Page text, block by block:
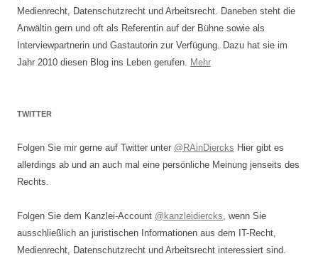
Medienrecht, Datenschutzrecht und Arbeitsrecht. Daneben steht die
Anwältin gern und oft als Referentin auf der Bühne sowie als
Interviewpartnerin und Gastautorin zur Verfügung. Dazu hat sie im
Jahr 2010 diesen Blog ins Leben gerufen. Mehr
TWITTER
Folgen Sie mir gerne auf Twitter unter @RAinDiercks Hier gibt es
allerdings ab und an auch mal eine persönliche Meinung jenseits des
Rechts.
Folgen Sie dem Kanzlei-Account @kanzleidiercks, wenn Sie
ausschließlich an juristischen Informationen aus dem IT-Recht,
Medienrecht, Datenschutzrecht und Arbeitsrecht interessiert sind.